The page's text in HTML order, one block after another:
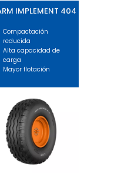
IMPLEMENT 404
Compactación
reducida
Alta capacidad de
carga
Mayor flotación